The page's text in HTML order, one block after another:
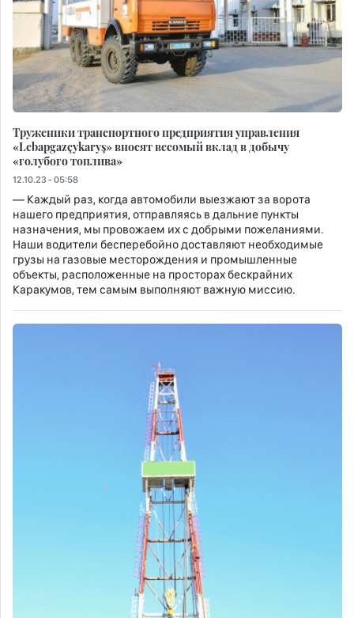
Труженики транспортного предприятия управления
«Lebapgazçykaryş» вносят весомый вклад в добычу
«голубого топлива»
12.10.23 - 05:58
— Каждый раз, когда автомобили выезжают за ворота
нашего предприятия, отправляясь в дальние пункты
назначения, мы провожаем их с добрыми пожеланиями.
Наши водители бесперебойно доставляют необходимые
грузы на газовые месторождения и промышленные
объекты, расположенные на просторах бескрайних
Каракумов, тем самым выполняют важную миссию.